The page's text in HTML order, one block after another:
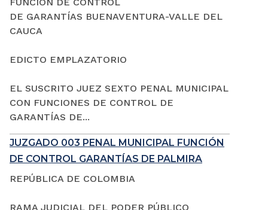
DE GARANTÍAS BUENAVENTURA-VALLE DEL
CAUCA
EDICTO EMPLAZATORIO
EL SUSCRITO JUEZ SEXTO PENAL MUNICIPAL
CON FUNCIONES DE CONTROL DE
GARANTÍAS DE...
JUZGADO 003 PENAL MUNICIPAL FUNCIÓN
DE CONTROL GARANTÍAS DE PALMIRA
REPÚBLICA DE COLOMBIA
RAMA JUDICIAL DEL PODER PÚBLICO